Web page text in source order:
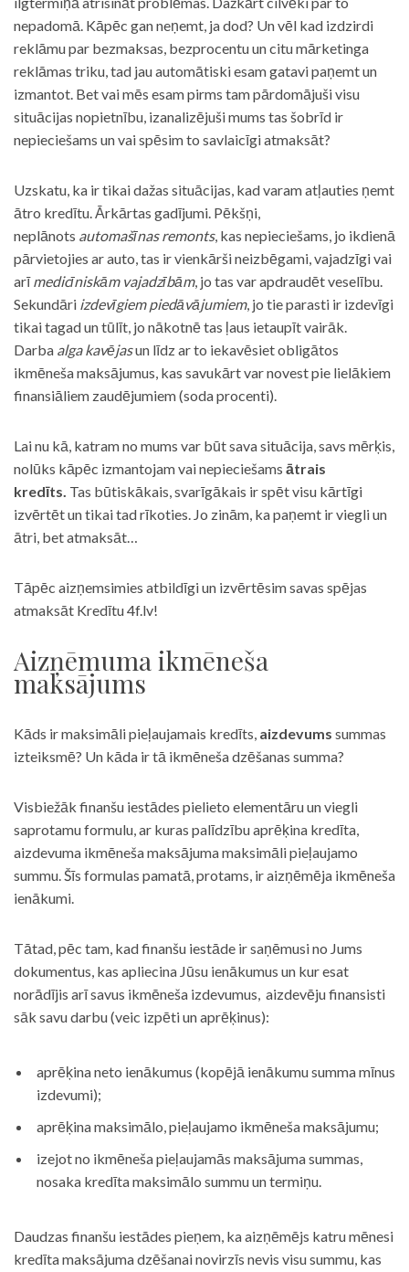
nepadomā. Kāpēc gan neņemt, ja dod? Un vēl kad izdzirdi
reklāmu par bezmaksas, bezprocentu un citu mārketinga
reklāmas triku, tad jau automātiski esam gatavi paņemt un
izmantot. Bet vai mēs esam pirms tam pārdomājuši visu
situācijas nopietnību, izanalizējuši mums tas šobrīd ir
nepieciešams un vai spēsim to savlaicīgi atmaksāt?
Uzskatu, ka ir tikai dažas situācijas, kad varam atļauties ņemt
ātro kredītu. Ārkārtas gadījumi. Pēkšņi,
neplānots automašīnas remonts, kas nepieciešams, jo ikdienā
pārvietojies ar auto, tas ir vienkārši neizbēgami, vajadzīgi vai
arīmedicīniskām vajadzībām, jo tas var apdraudēt veselību.
Sekundāri izdevīgiem piedāvājumiem, jo tie parasti ir izdevīgi
tikai tagad un tūlīt, jo nākotnē tas ļaus ietaupīt vairāk.
Darba alga kavējasun līdz ar to iekavēsiet obligātos
ikmēneša maksājumus, kas savukārt var novest pie lielākiem
finansiāliem zaudējumiem (soda procenti).
Lai nu kā, katram no mums var būt sava situācija, savs mērķis,
nolūks kāpēc izmantojam vai nepieciešams ātrais
kredīts. Tas būtiskākais, svarīgākais ir spēt visu kārtīgi
izvērtēt un tikai tad rīkoties. Jo zinām, ka paņemt ir viegli un
ātri, bet atmaksāt…
Tāpēc aizņemsimies atbildīgi un izvērtēsim savas spējas
atmaksāt Kredītu 4f.lv!
Aizņēmuma ikmēneša
maksājums
Kāds ir maksimāli pieļaujamais kredīts, aizdevums summas
izteiksmē? Un kāda ir tā ikmēneša dzēšanas summa?
Visbiežāk finanšu iestādes pielieto elementāru un viegli
saprotamu formulu, ar kuras palīdzību aprēķina kredīta,
aizdevuma ikmēneša maksājuma maksimāli pieļaujamo
summu. Šīs formulas pamatā, protams, ir aizņēmēja ikmēneša
ienākumi.
Tātad, pēc tam, kad finanšu iestāde ir saņēmusi no Jums
dokumentus, kas apliecina Jūsu ienākumus un kur esat
norādījis arī savus ikmēneša izdevumus, aizdevēju finansisti
sāk savu darbu (veic izpēti un aprēķinus):
aprēķina neto ienākumus (kopējā ienākumu summa mīnus
izdevumi);
aprēķina maksimālo, pieļaujamo ikmēneša maksājumu;
izejot no ikmēneša pieļaujamās maksājuma summas,
nosaka kredīta maksimālo summu un termiņu.
Daudzas finanšu iestādes pieņem, ka aizņēmējs katru mēnesi
kredīta maksājuma dzēšanai novirzīs nevis visu summu, kas